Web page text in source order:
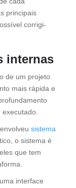
principais
corrigi-
internas
de um projeto
mais rápida e
executado.
sistema
o sistema é
que tem
interface